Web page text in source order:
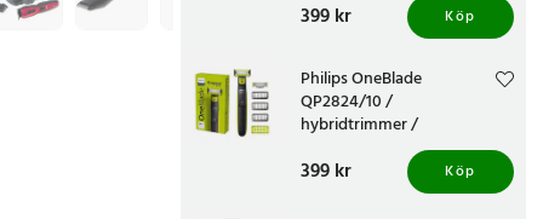
Pris:399 kr
399 kr Köp
Philips OneBlade
QP2824/10 /
hybridtrimmer /
skäggtrimmer / elektrisk
rakapparat
Pris:399 kr
399 kr Köp